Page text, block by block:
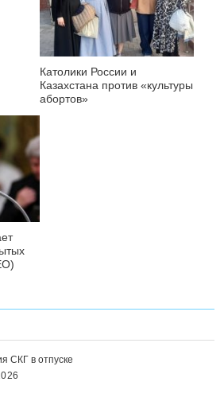
Католики России и
Казахстана против «культуры
абортов»
СКГ в отпуске